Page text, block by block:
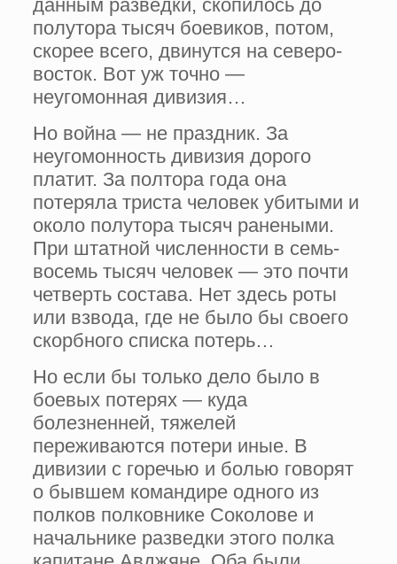
данным разведки, скопилось до
полутора тысяч боевиков, потом,
скорее всего, двинутся на северо-
восток. Вот уж точно —
неугомонная дивизия…
Но война — не праздник. За
неугомонность дивизия дорого
платит. За полтора года она
потеряла триста человек убитыми и
около полутора тысяч ранеными.
При штатной численности в семь-
восемь тысяч человек — это почти
четверть состава. Нет здесь роты
или взвода, где не было бы своего
скорбного списка потерь…
Но если бы только дело было в
боевых потерях — куда
болезненней, тяжелей
переживаются потери иные. В
дивизии с горечью и болью говорят
о бывшем командире одного из
полков полковнике Соколове и
начальнике разведки этого полка